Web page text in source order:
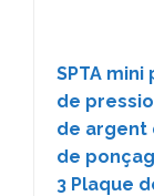
SPTA
de
de argent
de
3 Plaque